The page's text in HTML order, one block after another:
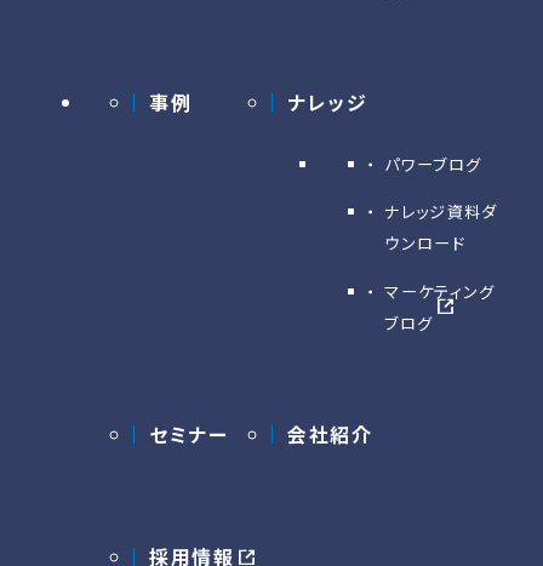
事例 ナレッジ
パワーブログ
ナレッジ資料ダ
ウンロード
マーケティング
ブログ
セミナー 会社紹介
採用情報